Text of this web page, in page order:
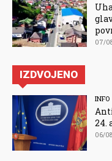
07/
IZDVOJENO
INFO
24.
06/